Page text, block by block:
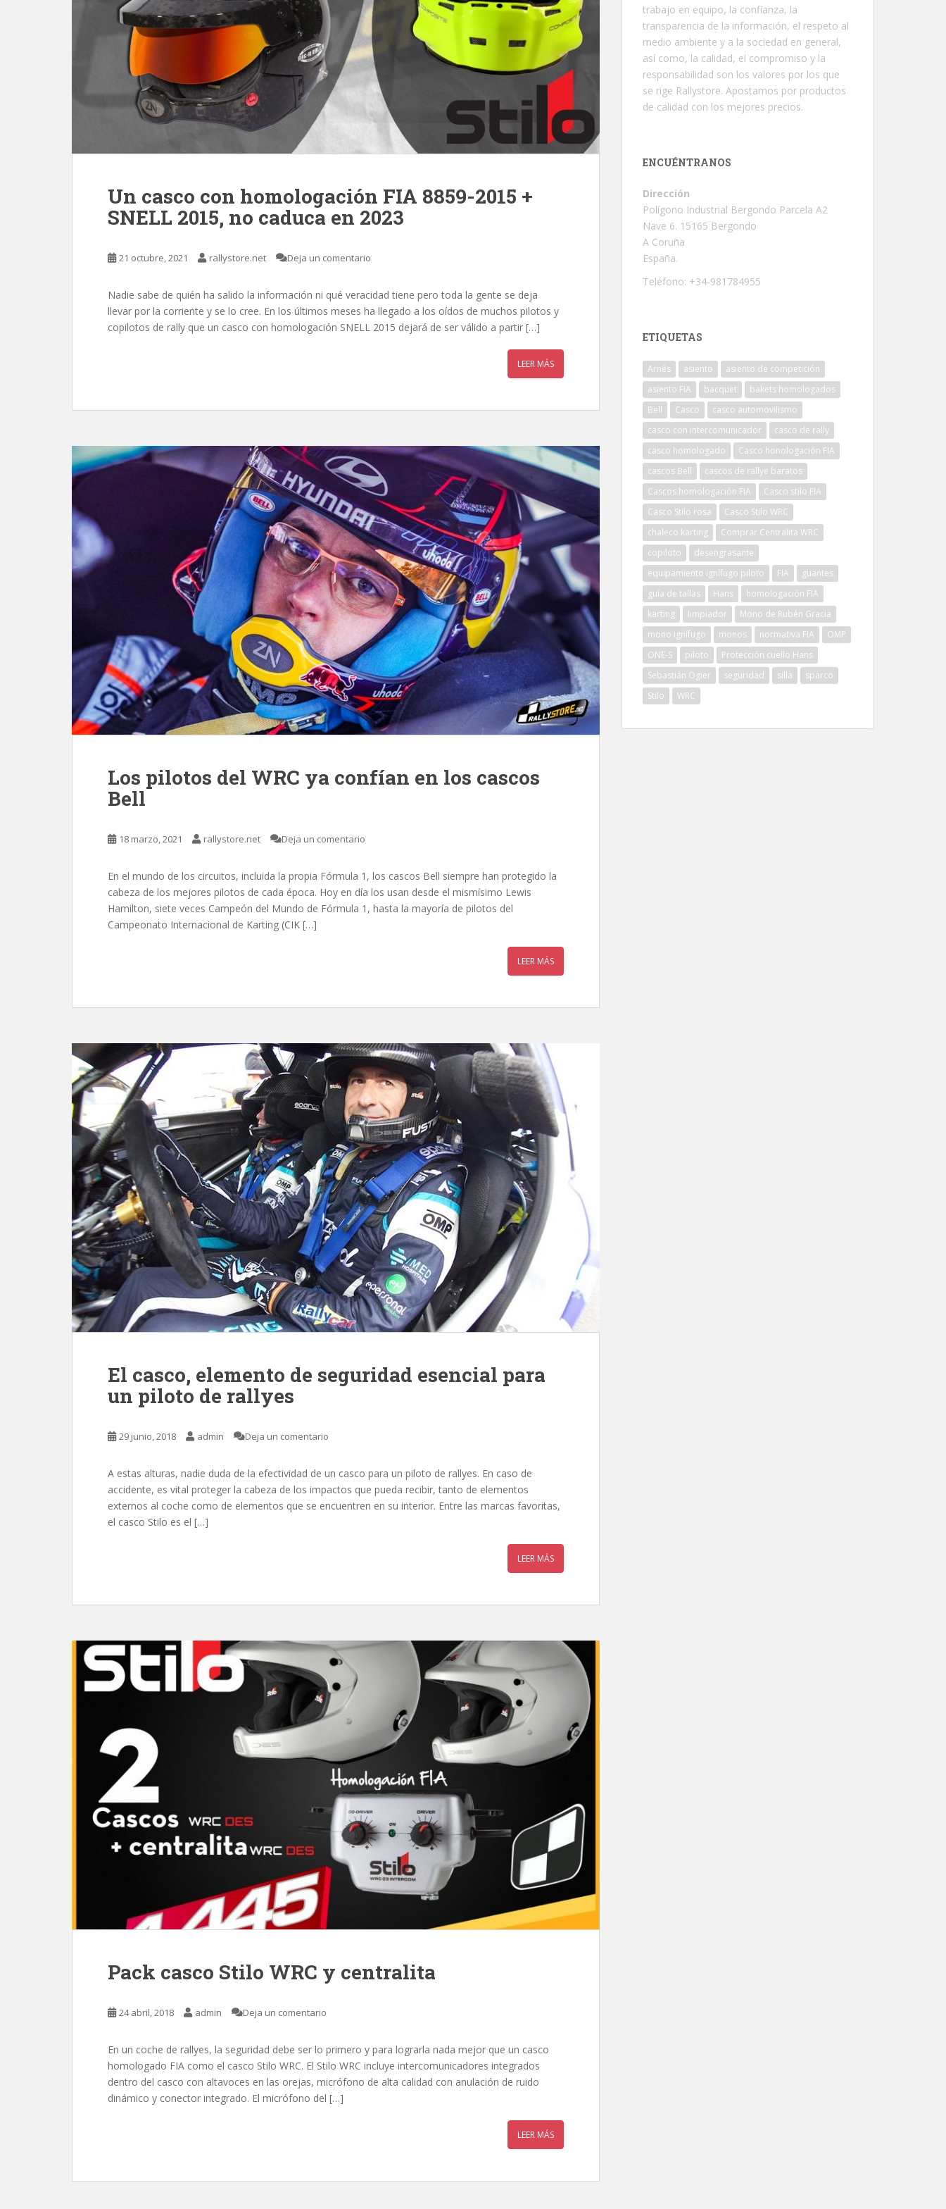
Un casco con homologación FIA 8859-2015 +
SNELL 2015, no caduca en 2023
21 octubre, 2021 rallystore.net Deja un comentario
Nadie sabe de quién ha salido la información ni qué veracidad tiene pero toda la gente se deja
llevar por la corriente y se lo cree. En los últimos meses ha llegado a los oídos de muchos pilotos y
copilotos de rally que un casco con homologación SNELL 2015 dejará de ser válido a partir […]
LEER MÁS
Los pilotos del WRC ya confían en los cascos
Bell
18 marzo, 2021 rallystore.net Deja un comentario
En el mundo de los circuitos, incluida la propia Fórmula 1, los cascos Bell siempre han protegido la
cabeza de los mejores pilotos de cada época. Hoy en día los usan desde el mismísimo Lewis
Hamilton, siete veces Campeón del Mundo de Fórmula 1, hasta la mayoría de pilotos del
Campeonato Internacional de Karting (CIK […]
LEER MÁS
El casco, elemento de seguridad esencial para
un piloto de rallyes
29 junio, 2018 admin Deja un comentario
A estas alturas, nadie duda de la efectividad de un casco para un piloto de rallyes. En caso de
accidente, es vital proteger la cabeza de los impactos que pueda recibir, tanto de elementos
externos al coche como de elementos que se encuentren en su interior. Entre las marcas favoritas,
el casco Stilo es el […]
LEER MÁS
Pack casco Stilo WRC y centralita
24 abril, 2018 admin Deja un comentario
En un coche de rallyes, la seguridad debe ser lo primero y para lograrla nada mejor que un casco
homologado FIA como el casco Stilo WRC. El Stilo WRC incluye intercomunicadores integrados
dentro del casco con altavoces en las orejas, micrófono de alta calidad con anulación de ruido
dinámico y conector integrado. El micrófono del […]
LEER MÁS
trabajo en equipo, la confianza, la
transparencia de la información, el respeto al
medio ambiente y a la sociedad en general,
así como, la calidad, el compromiso y la
responsabilidad son los valores por los que
se rige Rallystore. Apostamos por productos
de calidad con los mejores precios.
ENCUÉNTRANOS
Dirección
Polígono Industrial Bergondo Parcela A2
Nave 6. 15165 Bergondo
A Coruña
España.
Teléfono: +34-981784955
ETIQUETAS
Arnés asiento
asiento de competición
asiento FIA
bacquet
bakets homologados
Bell
Casco
casco automovilismo
casco con intercomunicador
casco de rally
casco homologado
Casco honologación FIA
cascos Bell
cascos de rallye baratos
Cascos homologación FIA
Casco stilo FIA
Casco Stilo rosa
Casco Stilo WRC
chaleco karting
Comprar Centralita WRC
copiloto
desengrasante
equipamiento ignífugo piloto
FIA
guantes
guía de tallas
Hans
homologación FIA
karting
limpiador
Mono de Rubén Gracia
mono ignífugo
monos normativa FIA
OMP
ONE-S
piloto
Protección cuello Hans
Sebastián Ogier
seguridad silla
sparco
Stilo
WRC